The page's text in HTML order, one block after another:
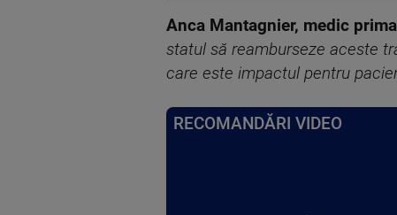
Anca Mantagnier, medic
statul să reamburseze aceste
care este impactul pentru
RECOMANDĂRI VIDEO